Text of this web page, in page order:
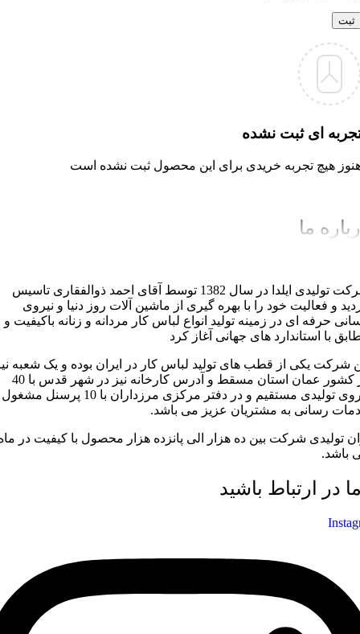
ای ثبت نشده
هیچ تجربه خریدی برای این محصول ثبت نشده است
ما
شرکت تولیدی ایلدا در سال 1382 توسط آقای احمد ذوالفقاری تاسیس
و فعالیت خود را با بهره گیری از ماشین آلات روز دنیا و نیروی
حرفه ای در زمینه تولید انواع لباس کار مردانه و زنانه باکیفیت و
با استاندارد های جهانی آغاز کرد
شرکت یکی از قطب های تولید لباس کار در ایران بوده و یک شعبه
در کشور عمان استان مسقط و آدرس کارخانه نیز در شهر قدس با 40
نیروی تولیدی مستقیم و در دفتر مرکزی مرزداران با 10 پرسنل مشغول
رسانی به مشتریان عزیز می باشد.
تولیدی شرکت بین ده هزار الی پانزده هزار محصول با کیفیت در
باشد.
در ارتباط باشید